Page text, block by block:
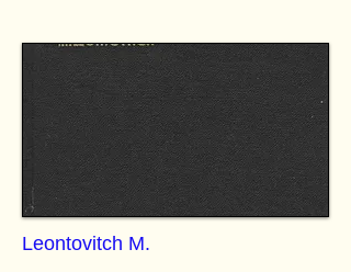
Leontovitch M.